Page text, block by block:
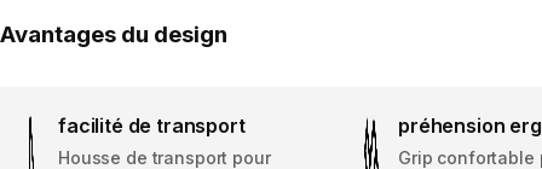
Avantages du design
facilité de transport
Housse de transport pour
préhension
Grip confortable